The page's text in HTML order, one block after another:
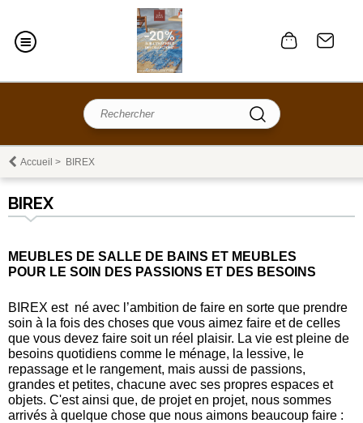
Accueil > BIREX
BIREX
MEUBLES DE SALLE DE BAINS ET MEUBLES
POUR LE SOIN DES PASSIONS ET DES BESOINS
BIREX est né avec l’ambition de faire en sorte que prendre
soin à la fois des choses que vous aimez faire et de celles
que vous devez faire soit un réel plaisir. La vie est pleine de
besoins quotidiens comme le ménage, la lessive, le
repassage et le rangement, mais aussi de passions,
grandes et petites, chacune avec ses propres espaces et
objets. C'est ainsi que, de projet en projet, nous sommes
arrivés à quelque chose que nous aimons beaucoup faire :